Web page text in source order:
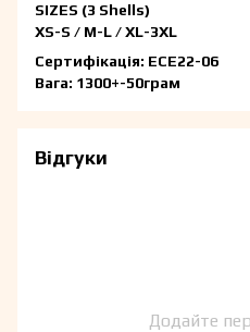
SIZES (3 Shells)
XS-S / M-L / XL-3XL
Сертифікація: ЕСЕ22-06
Вага: 1300+-50грам
Відгуки
Додайте